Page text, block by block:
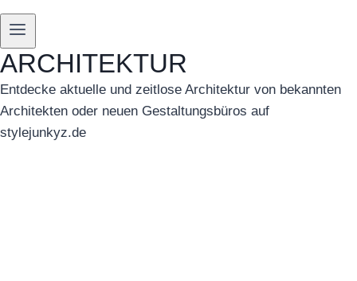
ARCHITEKTUR
Entdecke aktuelle und zeitlose Architektur von bekannten
Architekten oder neuen Gestaltungsbüros auf
stylejunkyz.de